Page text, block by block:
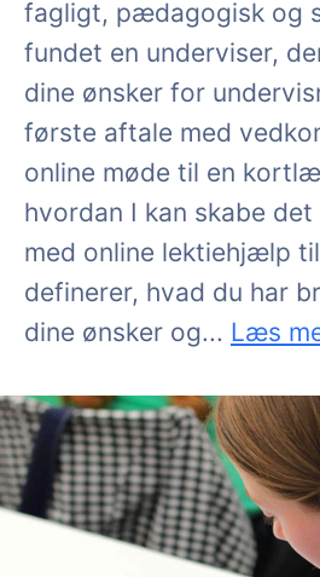
fagligt, pædagogisk og
fundet en underviser,
dine ønsker for
første aftale med
online møde til en
hvordan I kan skabe
med online lektiehjælp
definerer, hvad du har
dine ønsker og... Læs